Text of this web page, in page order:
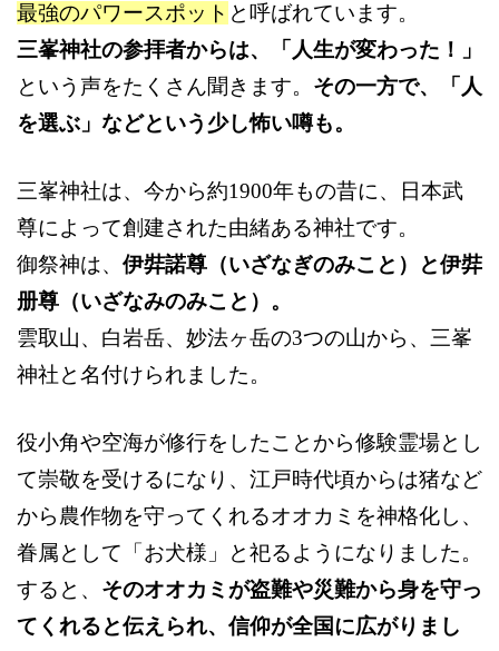
最強のパワースポット と呼ばれています。
三峯神社の参拝者からは、「人生が変わった！」
という声をたくさん聞きます。 その一方で、「人
を選ぶ」などという少し怖い噂も。
三峯神社は、今から約1900年もの昔に、日本武
尊によって創建された由緒ある神社です。
御祭神は、 伊弉諾尊（いざなぎのみこと）と伊弉
册尊（いざなみのみこと） 。
雲取山、白岩岳、妙法ヶ岳の3つの山から、三峯
神社と名付けられました。
役小角や空海が修行をしたこと から修験霊場とし
て崇敬を受けるになり、 江戸時代頃からは猪など
から農作物を守ってくれるオオカミ を神格化し、
眷属として 「お犬様」と祀るようになりました。
すると、 そのオオカミ が盗難や災難から身を守っ
てくれると伝えられ、信仰が全国に広がりまし